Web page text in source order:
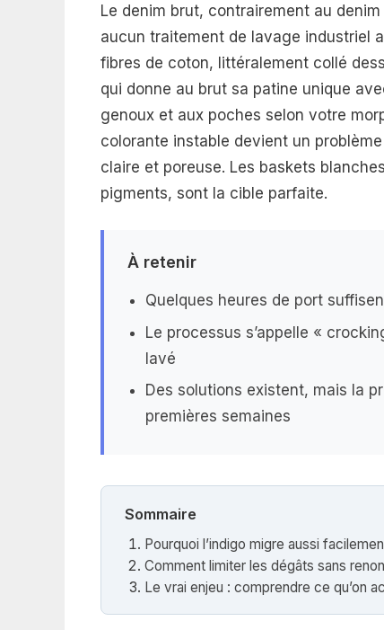
Le denim brut, contrairement au
aucun traitement de lavage industriel
fibres de coton, littéralement collé
qui donne au brut sa patine unique
genoux et aux poches selon votre
colorante instable devient un
claire et poreuse. Les baskets
pigments, sont la cible parfaite.
À retenir
Quelques heures de port
Le processus s’appelle «
lavé
Des solutions existent, mais la
premières semaines
Sommaire
Pourquoi l’indigo migre aussi
Comment limiter les dégâts sans
Le vrai enjeu : comprendre ce qu’on